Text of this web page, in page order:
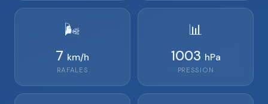
🌬️
7 km/h
RAFALES
📊
1003 hPa
PRESSION